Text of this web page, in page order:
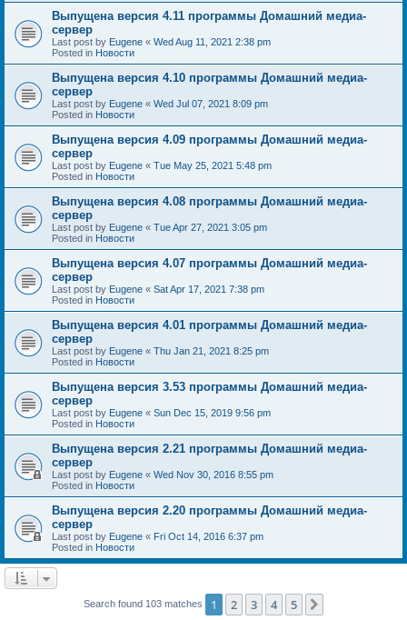
Выпущена версия 4.11 программы Домашний медиа-
сервер
Last post by Eugene « Wed Aug 11, 2021 2:38 pm
Posted in Новости
Выпущена версия 4.10 программы Домашний медиа-
сервер
Last post by Eugene « Wed Jul 07, 2021 8:09 pm
Posted in Новости
Выпущена версия 4.09 программы Домашний медиа-
сервер
Last post by Eugene « Tue May 25, 2021 5:48 pm
Posted in Новости
Выпущена версия 4.08 программы Домашний медиа-
сервер
Last post by Eugene « Tue Apr 27, 2021 3:05 pm
Posted in Новости
Выпущена версия 4.07 программы Домашний медиа-
сервер
Last post by Eugene « Sat Apr 17, 2021 7:38 pm
Posted in Новости
Выпущена версия 4.01 программы Домашний медиа-
сервер
Last post by Eugene « Thu Jan 21, 2021 8:25 pm
Posted in Новости
Выпущена версия 3.53 программы Домашний медиа-
сервер
Last post by Eugene « Sun Dec 15, 2019 9:56 pm
Posted in Новости
Выпущена версия 2.21 программы Домашний медиа-
сервер
Last post by Eugene « Wed Nov 30, 2016 8:55 pm
Posted in Новости
Выпущена версия 2.20 программы Домашний медиа-
сервер
Last post by Eugene « Fri Oct 14, 2016 6:37 pm
Posted in Новости
Search found 103 matches 1 2 3 4 5